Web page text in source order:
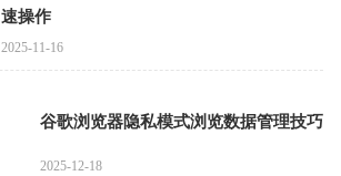
速操作
2025-11-16
谷歌浏览器隐私模式浏览数据管理技巧
2025-12-18